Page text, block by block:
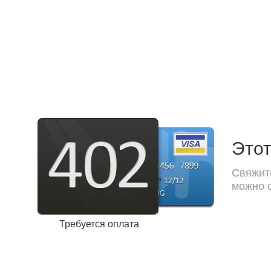
Требуется оплата
можно